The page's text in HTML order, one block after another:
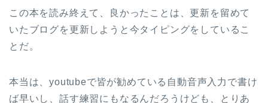
この本を読み終えて、良かったことは、更新を留めて
いたブログを更新しようと今タイピングをしているこ
とだ。
本当は、youtubeで皆が勧めている自動音声入力で書け
ば早いし、話す練習にもなるんだろうけども、とりあ